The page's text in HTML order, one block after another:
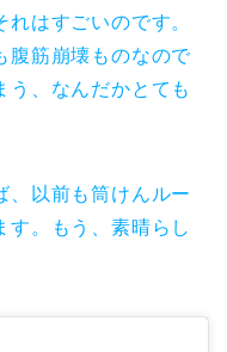
はすごいのです。
腹筋崩壊ものなので
う、なんだかとても
、以前も筒けんルー
す。もう、素晴らし